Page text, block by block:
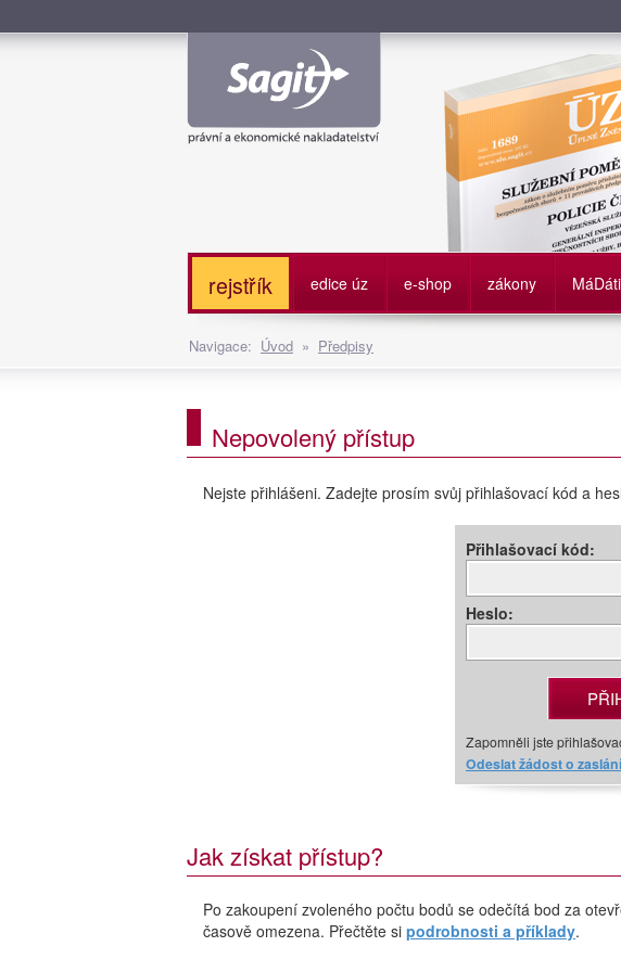
Služební poměr
rejstřík edice úz e-shop zákony MáDáti
Navigace: Úvod » Předpisy
Nepovolený přístup
Nejste přihlášeni. Zadejte prosím svůj přihlašovací kód a
Přihlašovací kód:
Heslo:
Zapomněli jste
Odeslat žádost o
Jak získat přístup?
Po zakoupení zvoleného počtu bodů se odečítá bod za
časově omezena. Přečtěte si podrobnosti a příklady.